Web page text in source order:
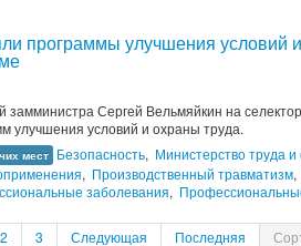
программы улучшения условий
замминистра Сергей Вельмяйкин на
улучшения условий и охраны труда.
мест Безопасность, Министерство труда
, Производственный травматизм,
заболевания,
2 3 Следующая Последняя